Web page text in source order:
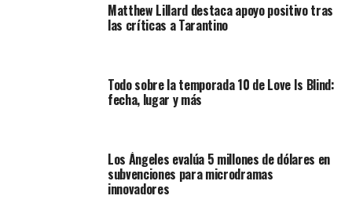
Matthew Lillard destaca apoyo positivo tras
las críticas a Tarantino
Todo sobre la temporada 10 de Love Is Blind:
fecha, lugar y más
Los Ángeles evalúa 5 millones de dólares en
subvenciones para microdramas
innovadores